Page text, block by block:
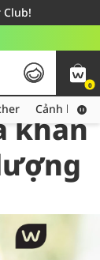
Club!Hồ Chí Minh
0
Cảnh báo
khăn